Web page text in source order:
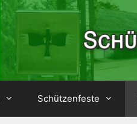
Schützenfeste